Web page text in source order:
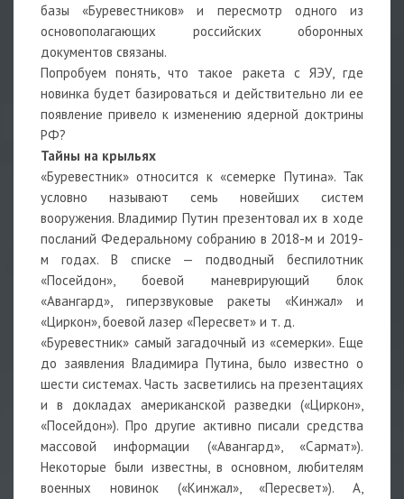
базы «Буревестников» и пересмотр одного из
основополагающих российских оборонных
документов связаны.
Попробуем понять, что такое ракета с ЯЭУ, где
новинка будет базироваться и действительно ли ее
появление привело к изменению ядерной доктрины
РФ?
Тайны на крыльях
«Буревестник» относится к «семерке Путина». Так
условно называют семь новейших систем
вооружения. Владимир Путин презентовал их в ходе
посланий Федеральному собранию в 2018-м и 2019-
м годах. В списке — подводный беспилотник
«Посейдон», боевой маневрирующий блок
«Авангард», гиперзвуковые ракеты «Кинжал» и
«Циркон», боевой лазер «Пересвет» и т. д.
«Буревестник» самый загадочный из «семерки». Еще
до заявления Владимира Путина, было известно о
шести системах. Часть засветились на презентациях
и в докладах американской разведки («Циркон»,
«Посейдон»). Про другие активно писали средства
массовой информации («Авангард», «Сармат»).
Некоторые были известны, в основном, любителям
военных новинок («Кинжал», «Пересвет»). А,